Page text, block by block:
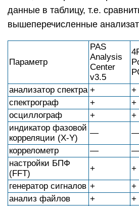
данные в таблицу, т.е.
вышеперечисленные
Параметр
PAS
Analysis
Center
v3.5
анализатор спектра + +
спектрограф
+ +
осциллограф
+ +
индикатор фазовой
корреляции (X-Y)
—
коррелометр
—
настройки БПФ
(FFT)
+ +
генератор сигналов + +
анализ файлов
+ +